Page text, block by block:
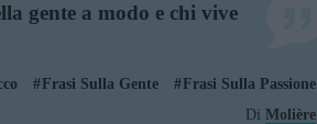
gente a modo e chi vive
Frasi Sulla Gente
Frasi Sulla Passione
Di Molière